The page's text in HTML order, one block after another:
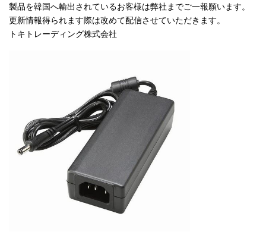
製品を韓国へ輸出されているお客様は弊社までご一報願います。
更新情報得られます際は改めて配信させていただきます。
トキトレーディング株式会社